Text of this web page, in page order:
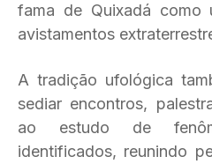
fama de Quixadá como
avistamentos
A tradição ufológica
sediar encontros,
ao estudo de
identificados, reunindo